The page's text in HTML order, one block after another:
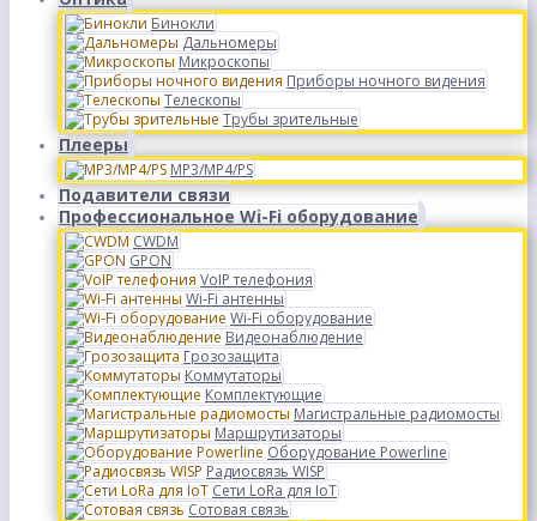
Бинокли
Дальномеры
Микроскопы
Приборы ночного видения
Телескопы
Трубы зрительные
Плееры
MP3/MP4/PS
Подавители связи
Профессиональное Wi-Fi оборудование
CWDM
GPON
VoIP телефония
Wi-Fi антенны
Wi-Fi оборудование
Видеонаблюдение
Грозозащита
Коммутаторы
Комплектующие
Магистральные радиомосты
Маршрутизаторы
Оборудование Powerline
Радиосвязь WISP
Сети LoRa для IoT
Сотовая связь